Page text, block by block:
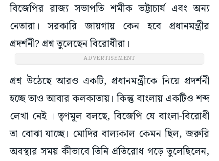
বিজেপির রাজ্য সভাপতি শমীক ভট্টাচার্য এবং অন্য
নেতারা। সরকারি জায়গায় কেন হবে প্রধানমন্ত্রীর
প্রদর্শনী? প্রশ্ন তুলেছেন বিরোধীরা।
ADVERTISEMENT
প্রশ্ন উঠেছে আরও একটি, প্রধানমন্ত্রীকে নিয়ে প্রদর্শনী
হচ্ছে তাও আবার কলকাতায়। কিন্তু বাংলায় একটিও শব্দ
লেখা নেই । তৃণমূল বলছে, বিজেপি যে বাংলা-বিরোধী
তা বোঝা যাচ্ছে। মোদির বাল্যকাল কেমন ছিল, জরুরি
অবস্থার সময় কীভাবে তিনি প্রতিরোধ গড়ে তুলেছিলেন,